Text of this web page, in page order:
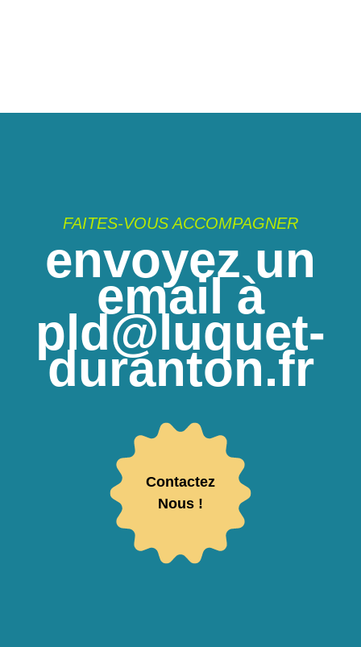
FAITES-VOUS ACCOMPAGNER
envoyez un
email à
pld@luquet-
duranton.fr
Contactez
Nous !